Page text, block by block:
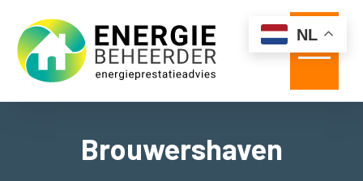
Navigation
Brouwershaven
NL